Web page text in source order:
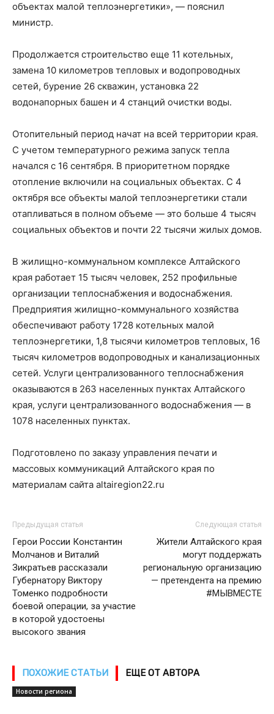
объектах малой теплоэнергетики», — пояснил
министр.
Продолжается строительство еще 11 котельных,
замена 10 километров тепловых и водопроводных
сетей, бурение 26 скважин, установка 22
водонапорных башен и 4 станций очистки воды.
Отопительный период начат на всей территории края.
С учетом температурного режима запуск тепла
начался с 16 сентября. В приоритетном порядке
отопление включили на социальных объектах. С 4
октября все объекты малой теплоэнергетики стали
отапливаться в полном объеме — это больше 4 тысяч
социальных объектов и почти 22 тысячи жилых домов.
В жилищно-коммунальном комплексе Алтайского
края работает 15 тысяч человек, 252 профильные
организации теплоснабжения и водоснабжения.
Предприятия жилищно-коммунального хозяйства
обеспечивают работу 1728 котельных малой
теплоэнергетики, 1,8 тысячи километров тепловых, 16
тысяч километров водопроводных и канализационных
сетей. Услуги централизованного теплоснабжения
оказываются в 263 населенных пунктах Алтайского
края, услуги централизованного водоснабжения — в
1078 населенных пунктах.
Подготовлено по заказу управления печати и
массовых коммуникаций Алтайского края по
материалам сайта altairegion22.ru
Предыдущая статья
Герои России Константин
Молчанов и Виталий
Зикратьев рассказали
Губернатору Виктору
Томенко подробности
боевой операции, за участие
в которой удостоены
высокого звания
Следующая статья
Жители Алтайского края
могут поддержать
региональную организацию
— претендента на премию
#МЫВМЕСТЕ
ПОХОЖИЕ СТАТЬИ ЕЩЕ ОТ АВТОРА
Новости региона